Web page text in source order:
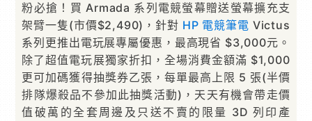
粉必搶！買 Armada 系列電競螢幕贈送螢幕擴充支
架臂一隻(市價$2,490)，針對 HP 電競筆電 Victus
系列更推出電玩展專屬優惠，最高現省 $3,000元。
除了超值電玩展獨家折扣，全場消費金額滿 $1,000
更可加碼獲得抽獎券乙張，每單最高上限 5 張(半價
排隊爆殺品不參加此抽獎活動)，天天有機會帶走價
值破萬的全套周邊及只送不賣的限量 3D 列印產